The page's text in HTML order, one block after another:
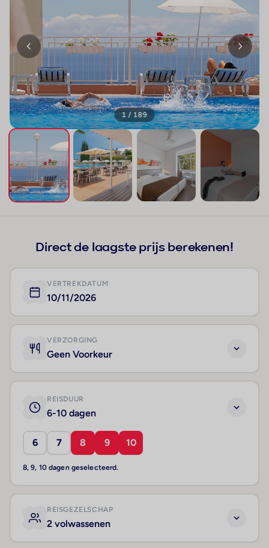
1 / 189
Direct de laagste prijs berekenen!
VERTREKDATUM
10/11/2026
VERZORGING
Geen Voorkeur
REISDUUR
6-10 dagen
6 7 8 9 10
8, 9, 10 dagen geselecteerd.
REISGEZELSCHAP
2 volwassenen